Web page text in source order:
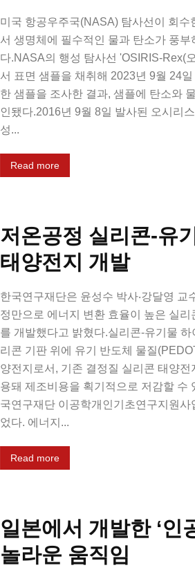
미국 항공우주국(NASA) 탐사선이 회수
서 생명체에 필수적인 물과 탄소가 풍
다.NASA의 행성 탐사선 'OSIRIS-Rex(
서 표면 샘플을 채취해 2023년 9월 24
한 샘플을 조사한 결과, 샘플에 탄소와
인됐다.2016년 9월 8일 발사된 오시리
성...
Read more
저온공정 실리콘-유
태양전지 개발
한국연구재단은 윤성수 박사‧강달영 교
정만으로 에너지 변환 효율이 높은 실리
를 개발했다고 밝혔다.실리콘-유기물
리콘 기판 위에 유기 반도체 물질
양전지로서, 기존 결정질 실리콘 태양
용돼 제조비용을 획기적으로 저감할 수
국연구재단 이공학개인기초연구지원사
었다. 에너지...
Read more
일본에서 개발한 ‘인
놀라운 움직임